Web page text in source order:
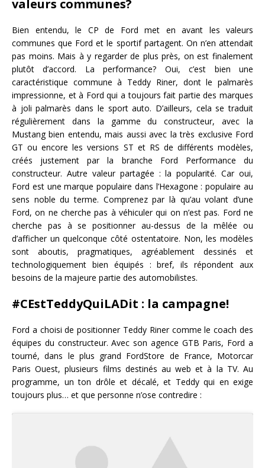
valeurs communes?
Bien entendu, le CP de Ford met en avant les valeurs
communes que Ford et le sportif partagent. On n’en attendait
pas moins. Mais à y regarder de plus près, on est finalement
plutôt d’accord. La performance? Oui, c’est bien une
caractéristique commune à Teddy Riner, dont le palmarès
impressionne, et à Ford qui a toujours fait partie des marques
à joli palmarès dans le sport auto. D’ailleurs, cela se traduit
régulièrement dans la gamme du constructeur, avec la
Mustang bien entendu, mais aussi avec la très exclusive Ford
GT ou encore les versions ST et RS de différents modèles,
créés justement par la branche Ford Performance du
constructeur. Autre valeur partagée : la popularité. Car oui,
Ford est une marque populaire dans l’Hexagone : populaire au
sens noble du terme. Comprenez par là qu’au volant d’une
Ford, on ne cherche pas à véhiculer qui on n’est pas. Ford ne
cherche pas à se positionner au-dessus de la mêlée ou
d’afficher un quelconque côté ostentatoire. Non, les modèles
sont aboutis, pragmatiques, agréablement dessinés et
technologiquement bien équipés : bref, ils répondent aux
besoins de la majeure partie des automobilistes.
#CEstTeddyQuiLADit : la campagne!
Ford a choisi de positionner Teddy Riner comme le coach des
équipes du constructeur. Avec son agence GTB Paris, Ford a
tourné, dans le plus grand FordStore de France, Motorcar
Paris Ouest, plusieurs films destinés au web et à la TV. Au
programme, un ton drôle et décalé, et Teddy qui en exige
toujours plus… et que personne n’ose contredire :